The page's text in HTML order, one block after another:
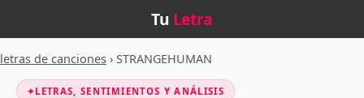
Tu Letra
letras de canciones › STRANGEHUMAN
✦LETRAS, SENTIMIENTOS Y ANÁLISIS